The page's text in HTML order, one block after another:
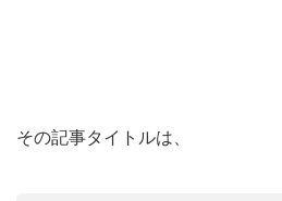
その記事タイトルは、